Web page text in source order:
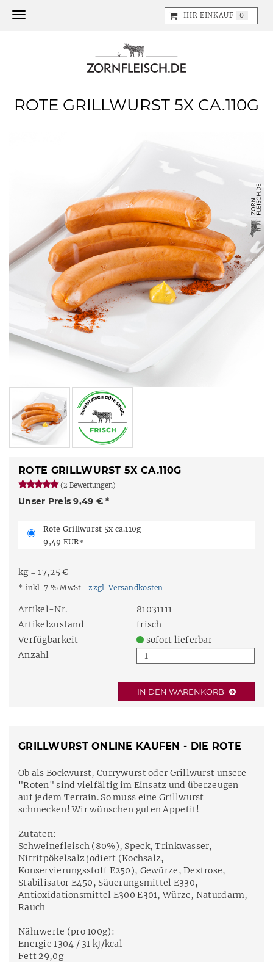
IHR EINKAUF 0
Toggle navigation
ROTE GRILLWURST 5X CA.110G
ROTE GRILLWURST 5X CA.110G
(2 Bewertungen)
Unser Preis 9,49 € *
Rote Grillwurst 5x ca.110g
9,49 EUR*
kg = 17,25 €
* inkl. 7 % MwSt |zzgl. Versandkosten
Artikel-Nr.
81031111
Artikelzustand
frisch
Verfügbarkeit
sofort lieferbar
Anzahl
IN DEN WARENKORB
GRILLWURST ONLINE KAUFEN - DIE ROTE
Ob als Bockwurst, Currywurst oder Grillwurst unsere
"Roten" sind vielfältig im Einsatz und überzeugen
auf jedem Terrain. So muss eine Grillwurst
schmecken! Wir wünschen guten Appetit!
Zutaten:
Schweinefleisch (80%), Speck, Trinkwasser,
Nitritpökelsalz jodiert (Kochsalz,
Konservierungsstoff E250), Gewürze, Dextrose,
Stabilisator E450, Säuerungsmittel E330,
Antioxidationsmittel E300 E301, Würze, Naturdarm,
Rauch
Nährwerte (pro 100g):
Energie 1304 / 31 kJ/kcal
Fett 29,0g